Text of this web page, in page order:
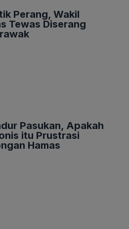
Perang, Wakil
Tewas Diserang
Pasukan, Apakah
itu Prustrasi
Hamas